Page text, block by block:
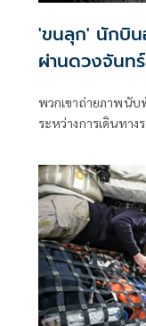
'ขนลุก' นักบิน
ผ่านดวงจันท
พวกเขาถ่ายภาพนั
ระหว่างการเดินทา
เขายังเพิ่งเริ่มต้นป
ร่วมกันเท่านั้น